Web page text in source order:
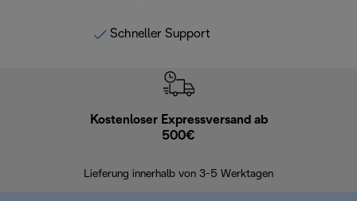
Schneller Support
Kostenloser Expressversand ab
500€
Lieferung innerhalb von 3-5 Werktagen